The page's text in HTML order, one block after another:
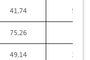
41,74 50,36
75,26
49,14 38,92